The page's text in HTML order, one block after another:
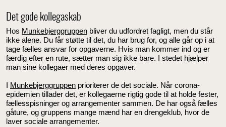
Det gode kollegaskab
Hos Munkebjerggruppen bliver du udfordret fagligt, men du står
ikke alene. Du får støtte til det, du har brug for, og alle går op i at
tage fælles ansvar for opgaverne. Hvis man kommer ind og er
færdig efter en rute, sætter man sig ikke bare. I stedet hjælper
man sine kollegaer med deres opgaver.
I Munkebjerggruppen prioriterer de det sociale. Når corona-
epidemien tillader det, er kollegaerne rigtig gode til at holde fester,
fællesspisninger og arrangementer sammen. De har også fælles
gåture, og gruppens mange mænd har en drengeklub, hvor de
laver sociale arrangementer.